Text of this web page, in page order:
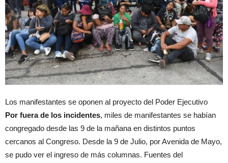
Los manifestantes se oponen al proyecto del Poder Ejecutivo
Por fuera de los incidentes, miles de manifestantes se habían
congregado desde las 9 de la mañana en distintos puntos
cercanos al Congreso. Desde la 9 de Julio, por Avenida de Mayo,
se pudo ver el ingreso de más columnas. Fuentes del